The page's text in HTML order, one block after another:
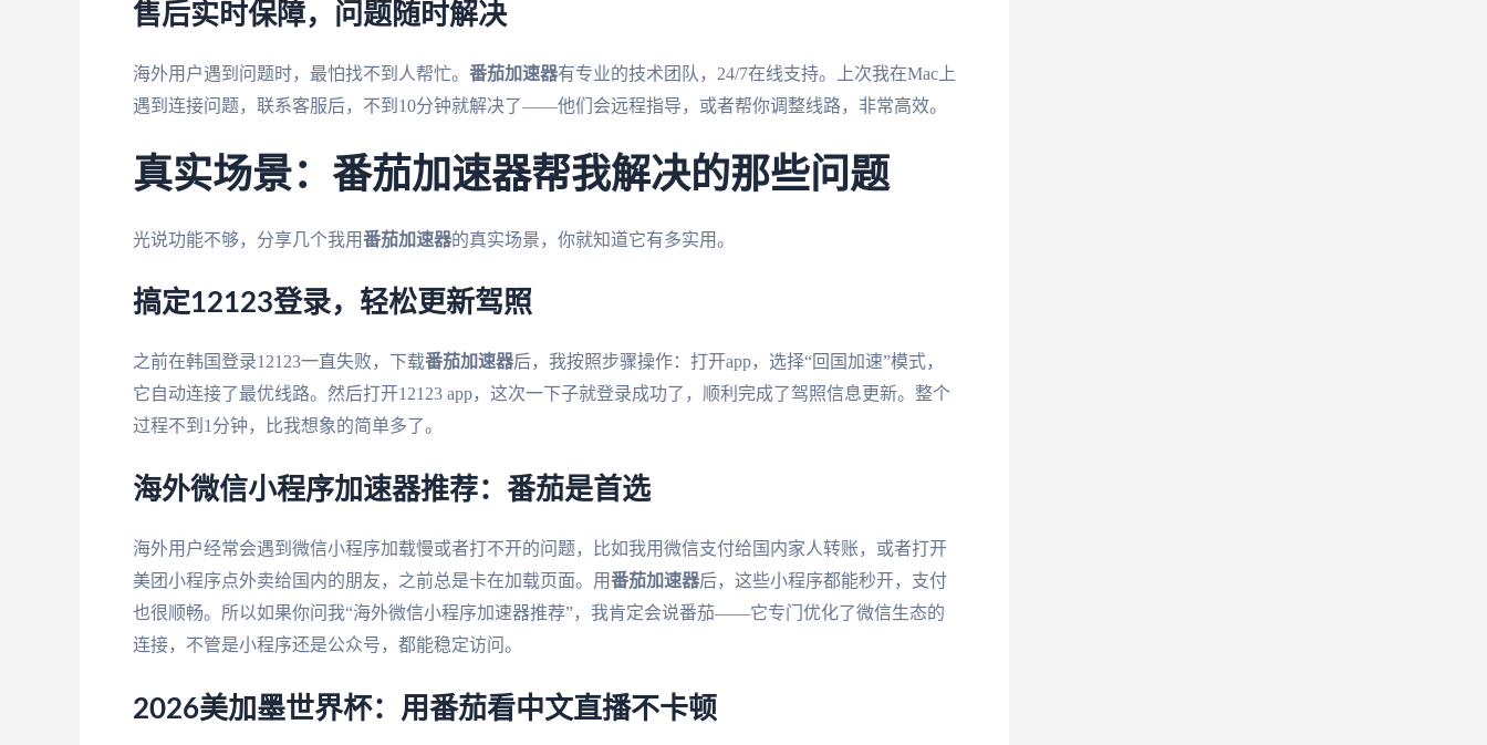
售后实时保障，问题随时解决
海外用户遇到问题时，最怕找不到人帮忙。 番茄加速器有专业的技术团队，24/7在线支持。上次我在Mac上
遇到连接问题，联系客服后，不到10分钟就解决了——他们会远程指导，或者帮你调整线路，非常高效。
真实场景：番茄加速器帮我解决的那些问题
光说功能不够，分享几个我用番茄加速器的真实场景，你就知道它有多实用。
搞定12123登录，轻松更新驾照
之前在韩国登录12123一直失败，下载番茄加速器后，我按照步骤操作：打开app，选择“回国加速”模式，
它自动连接了最优线路。然后打开12123 app，这次一下子就登录成功了，顺利完成了驾照信息更新。整个
过程不到1分钟，比我想象的简单多了。
海外微信小程序加速器推荐：番茄是首选
海外用户经常会遇到微信小程序加载慢或者打不开的问题，比如我用微信支付给国内家人转账，或者打开
美团小程序点外卖给国内的朋友，之前总是卡在加载页面。用番茄加速器后，这些小程序都能秒开，支付
也很顺畅。所以如果你问我“海外微信小程序加速器推荐”，我肯定会说番茄——它专门优化了微信生态的
连接，不管是小程序还是公众号，都能稳定访问。
2026美加墨世界杯：用番茄看中文直播不卡顿